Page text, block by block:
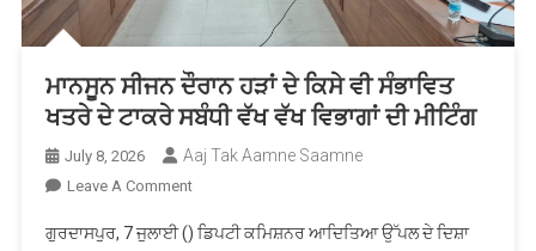
ਮਾਨਸੂਨ ਸੀਜਨ ਦੌਰਾਨ ਹੜਾਂ ਦੇ ਕਿਸੇ ਵੀ ਸੰਭਾਵਿਤ
ਖਤਰੇ ਦੇ ਟਾਕਰੇ ਸਬੰਧੀ ਵੱਖ ਵੱਖ ਵਿਭਾਗਾਂ ਦੀ ਮੀਟਿੰਗ
July 8, 2026 Aaj Tak Aamne Saamne
Leave A CommentOn
ਸੀਜਨ
ਗੁਰਦਾਸਪੁਰ, 7 ਜੁਲਾਈ () ਡਿਪਟੀ ਕਮਿਸ਼ਨਰ ਆਦਿਤਿਆ ਉੱਪਲ ਦੇ ਦਿਸ਼ਾ